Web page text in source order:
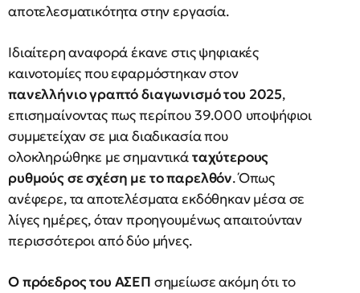
αποτελεσματικότητα στην εργασία.
Ιδιαίτερη αναφορά έκανε στις ψηφιακές
καινοτομίες που εφαρμόστηκαν στον
πανελλήνιο γραπτό διαγωνισμό του 2025,
επισημαίνοντας πως περίπου 39.000 υποψήφιοι
συμμετείχαν σε μια διαδικασία που
ολοκληρώθηκε με σημαντικάταχύτερους
ρυθμούς σε σχέση με το παρελθόν. Όπως
ανέφερε, τα αποτελέσματα εκδόθηκαν μέσα σε
λίγες ημέρες, όταν προηγουμένως απαιτούνταν
περισσότεροι από δύο μήνες.
Ο πρόεδρος του ΑΣΕΠ σημείωσε ακόμη ότι το